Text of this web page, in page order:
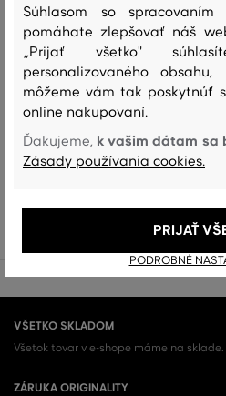
119,90 €
83 90 €
Dostupné veľkosti:
To nie je
Prezrite si všetky
DÁMSKE
VŠETKO SKLADOM
Všetok tovar v e-shope máme na sklade.
ZÁRUKA ORIGINALITY
Súhlasom so
pomáhate zlepšovať náš
„Prijať všetko"
personalizovaného
môžeme vám tak poskytnúť
online nakupovaní.
Ďakujeme, k vašim dátam sa
Zásady používania cookies.
PODROBNÉ
PRIJAŤ